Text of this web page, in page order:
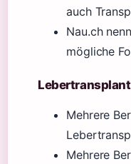
auch
Nau.ch
mögliche
Mehrere
Mehrere